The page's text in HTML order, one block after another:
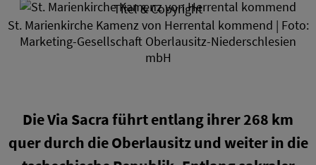
Titel & Copyright
St. Marienkirche Kamenz von Herrental kommend | Foto:
Marketing-Gesellschaft Oberlausitz-Niederschlesien
mbH
Die Via Sacra führt entlang ihrer 268 km
quer durch die Oberlausitz und weiter in die